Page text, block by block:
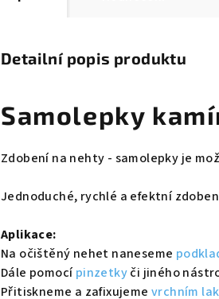
Detailní popis produktu
Samolepky
Zdobení na nehty - samolepky je
Jednoduché, rychlé a efektní
Aplikace:
Na očištěný nehet naneseme
Dále pomocípinzetkyči jiného
Přitiskneme a zafixujeme vrchním